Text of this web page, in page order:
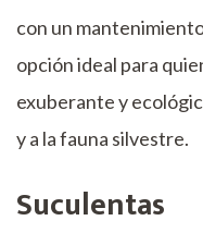
con un
opción ideal para
exuberante y
y a la fauna silvestre.
Suculentas